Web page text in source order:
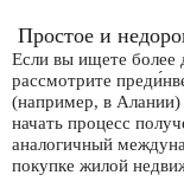
Простое и
Если вы ищете
рассмотрите
(например, в Алании)
начать процесс
аналогичный
покупке жилой